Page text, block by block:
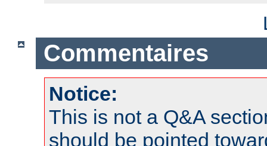
Commentaires
Notice:
This is not a Q&A
should be pointed